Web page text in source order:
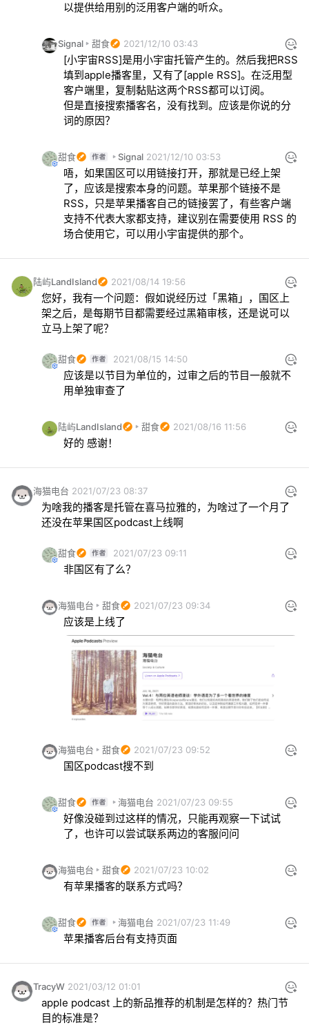
以提供给用别的泛用客户端的听众。
Signal 甜食 2021/12/10 03:43
[小宇宙RSS]是用小宇宙托管产生的。然后我把RSS
填到apple播客里，又有了[apple RSS]。在泛用型
客户端里，复制黏贴这两个RSS都可以订阅。
但是直接搜索播客名，没有找到。应该是你说的分
词的原因？
甜食 Signal 2021/12/10 03:53
唔，如果国区可以用链接打开，那就是已经上架
了，应该是搜索本身的问题。苹果那个链接不是
RSS，只是苹果播客自己的链接罢了，有些客户端
支持不代表大家都支持，建议别在需要使用 RSS 的
场合使用它，可以用小宇宙提供的那个。
陆屿LandIsland 2021/08/14 19:56
您好，我有一个问题：假如说经历过「黑箱」，国区上
架之后，是每期节目都需要经过黑箱审核，还是说可以
立马上架了呢？
甜食 2021/08/15 14:50
应该是以节目为单位的，过审之后的节目一般就不
用单独审查了
陆屿LandIsland 甜食 2021/08/16 11:56
好的 感谢！
海猫电台 2021/07/23 08:37
为啥我的播客是托管在喜马拉雅的，为啥过了一个月了
还没在苹果国区podcast上线啊
甜食 2021/07/23 09:11
非国区有了么？
海猫电台 甜食 2021/07/23 09:34
应该是上线了
海猫电台 甜食 2021/07/23 09:52
国区podcast搜不到
甜食 海猫电台 2021/07/23 09:55
好像没碰到过这样的情况，只能再观察一下试试
了，也许可以尝试联系两边的客服问问
海猫电台 甜食 2021/07/23 10:02
有苹果播客的联系方式吗？
甜食 海猫电台 2021/07/23 11:49
苹果播客后台有支持页面
TracyW 2021/03/12 01:01
apple podcast 上的新品推荐的机制是怎样的？热门节
目的标准是？